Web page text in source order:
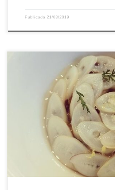
Publicada 21/03/2019